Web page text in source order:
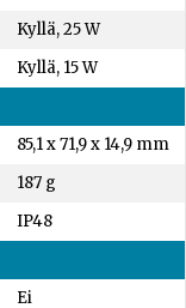
Kyllä, 25 W
Kyllä, 15 W
85,1 x 71,9 x 14,9 mm
187 g
IP48
Ei